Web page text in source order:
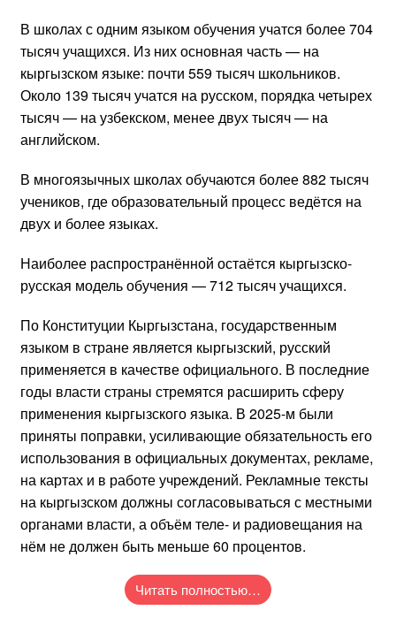
В школах с одним языком обучения учатся более 704
тысяч учащихся. Из них основная часть — на
кыргызском языке: почти 559 тысяч школьников.
Около 139 тысяч учатся на русском, порядка четырех
тысяч — на узбекском, менее двух тысяч — на
английском.
В многоязычных школах обучаются более 882 тысяч
учеников, где образовательный процесс ведётся на
двух и более языках.
Наиболее распространённой остаётся кыргызско-
русская модель обучения — 712 тысяч учащихся.
По Конституции Кыргызстана, государственным
языком в стране является кыргызский, русский
применяется в качестве официального. В последние
годы власти страны стремятся расширить сферу
применения кыргызского языка. В 2025-м были
приняты поправки, усиливающие обязательность его
использования в официальных документах, рекламе,
на картах и в работе учреждений. Рекламные тексты
на кыргызском должны согласовываться с местными
органами власти, а объём теле- и радиовещания на
нём не должен быть меньше 60 процентов.
Читать полностью…